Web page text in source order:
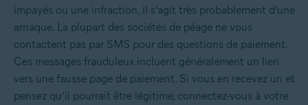
impayés ou une infraction, il s’agit très probablement d’une
arnaque. La plupart des sociétés de péage ne vous
contactent pas par SMS pour des questions de paiement.
Ces messages frauduleux incluent généralement un lien
vers une fausse page de paiement. Si vous en recevez un et
pensez qu’il pourrait être légitime, connectez-vous à votre